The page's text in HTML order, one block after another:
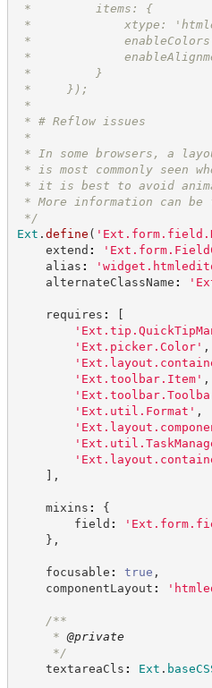
*         items: {
*             xtype:
*
*
*         }
*     });
*
* # Reflow issues
*
* In some browsers, a
* is most commonly seen
* it is best to avoid
* More information can be
*/
Ext . define ( '
extend : '
alias : '
alternateClassName : '
requires :
[
'
' Ext.picker.Color' ,
'
' Ext.toolbar.Item' ,
'
' Ext.util.Format ' ,
'
'
'
] ,
mixins :
{
field : '
} ,
focusable : true ,
componentLayout : '
/**
* @private
*/
textareaCls : Ext .